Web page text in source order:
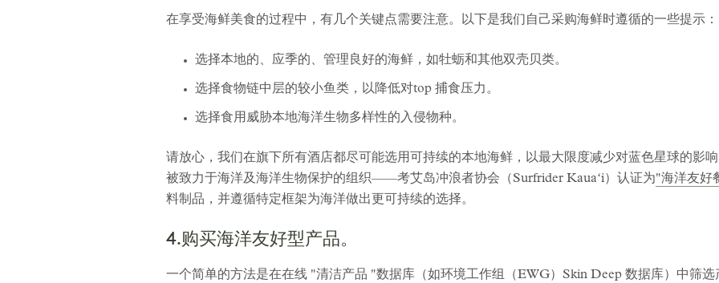
在享受海鲜美食的过程中，有几个关键点需要注意。以下是我们自己采购海鲜时遵循的一些提示：
选择本地的、应季的、管理良好的海鲜，如牡蛎和其他双壳贝类。
选择食物链中层的较小鱼类，以降低对top 捕食压力。
选择食用威胁本地海洋生物多样性的入侵物种。
请放心，我们在旗下所有酒店都尽可能选用可持续的本地海鲜，以最大限度减少对蓝色星球的影
被致力于海洋及海洋生物保护的组织——考艾岛冲浪者协会（Surfrider Kauaʻi）认证为"海洋友好
料制品，并遵循特定框架为海洋做出更可持续的选择。
4.购买海洋友好型产品。
一个简单的方法是在在线 "清洁产品 "数据库（如环境工作组（EWG）Skin Deep 数据库）中筛